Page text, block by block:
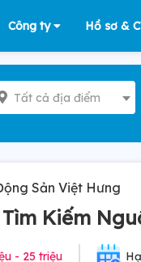
Công ty Hồ sơ &
Tất cả địa điểm
Sản Việt Hưng
Kiếm
- 25 triệu